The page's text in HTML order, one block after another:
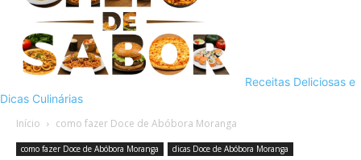
Receitas Deliciosas e
Dicas Culinárias
Início
como fazer Doce de Abóbora Moranga
como fazer Doce de Abóbora Moranga
dicas Doce de Abóbora Moranga